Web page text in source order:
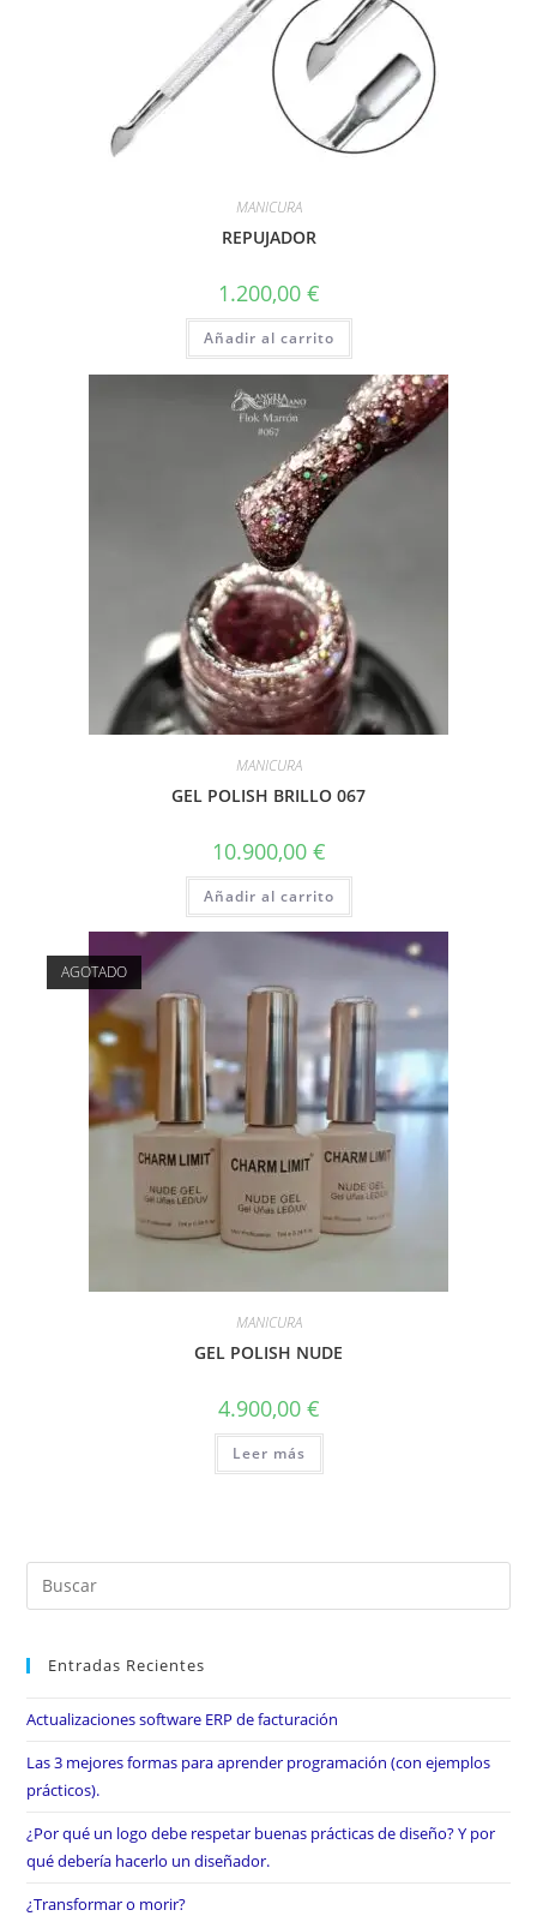
MANICURA
REPUJADOR
1.200,00 €
Añadir al carrito
MANICURA
GEL POLISH BRILLO 067
10.900,00 €
Añadir al carrito
AGOTADO
MANICURA
GEL POLISH NUDE
4.900,00 €
Leer más
Entradas Recientes
Actualizaciones software ERP de facturación
Las 3 mejores formas para aprender programación (con ejemplos
prácticos).
¿Por qué un logo debe respetar buenas prácticas de diseño? Y por
qué debería hacerlo un diseñador.
¿Transformar o morir?